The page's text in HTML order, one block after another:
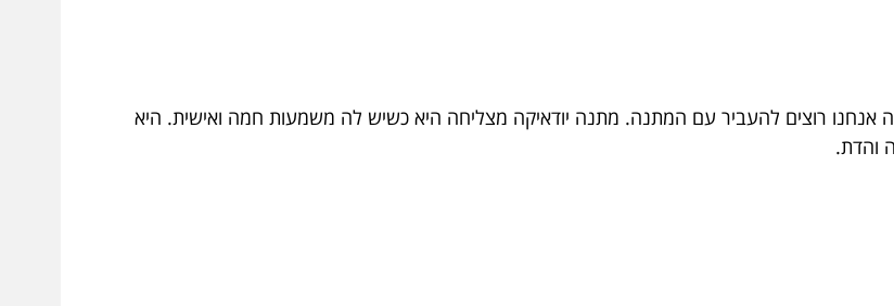
אנחנו רוצים להעביר עם המתנה. מתנה יודאיקה מצליחה היא כשיש לה משמעות חמה ואישית. היא
והדת.